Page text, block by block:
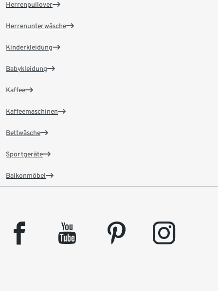
Herrenpullover
Herrenunterwäsche
Kinderkleidung
Babykleidung
Kaffee
Kaffeemaschinen
Bettwäsche
Sportgeräte
Balkonmöbel
facebook youtube pinterest instagram